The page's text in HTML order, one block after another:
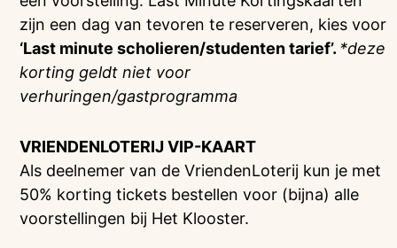
zijn een dag van tevoren te reserveren, kies voor
‘Last minute scholieren/studenten tarief’. *deze
korting geldt niet voor
verhuringen/gastprogramma
VRIENDENLOTERIJVIP-KAART
Als deelnemer van de VriendenLoterij kun je met
50% korting tickets bestellen voor (bijna) alle
voorstellingen bij Het Klooster.